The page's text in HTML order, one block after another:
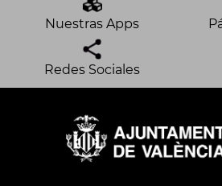
Nuestras Apps
Redes Sociales